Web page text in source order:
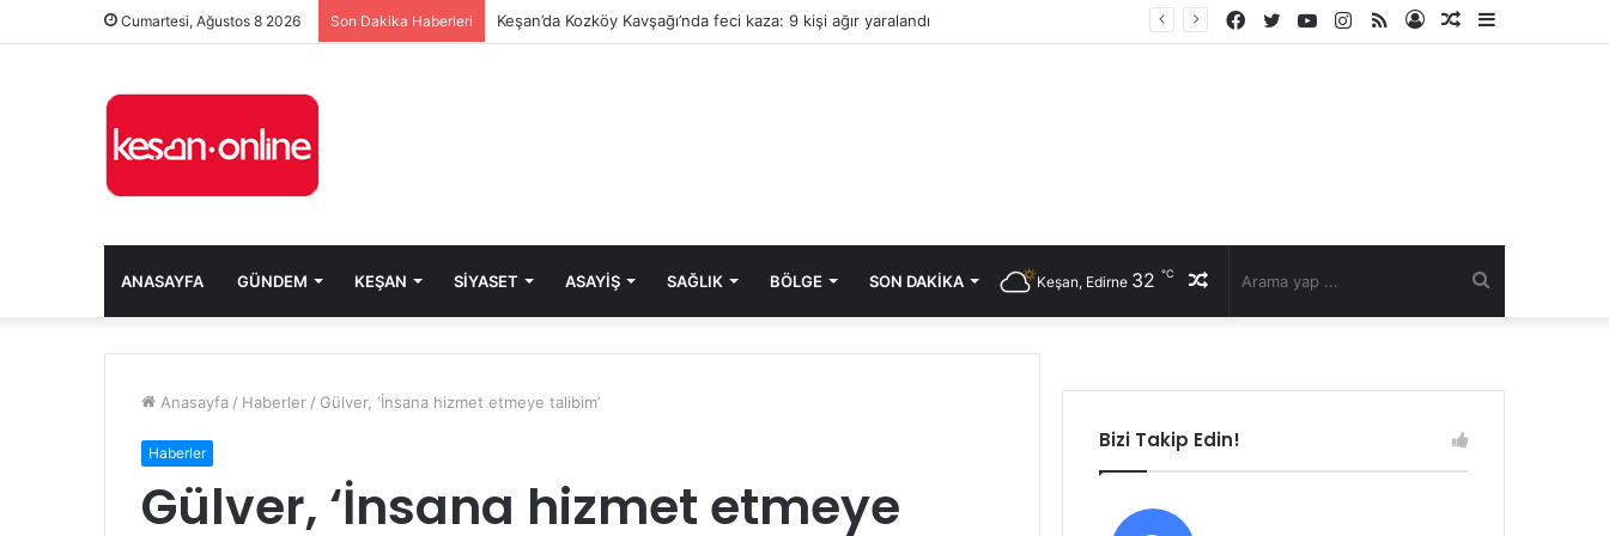
Cumartesi, Ağustos 8 2026 Son Dakika Haberleri Keşan’da Kozköy Kavşağı’nda feci kaza: 9 kişi ağır yaralandı
Rastgele
Kayıt
RSS
Instagram
YouTube
Twitter
Facebook
ANASAYFA GÜNDEM KEŞAN SIYASET ASAYIŞ SAĞLIK BÖLGE SON DAKIKA Rastgele
Keşan, Edirne 32 ℃
Anasayfa / Haberler / Gülver, ‘İnsana hizmet etmeye talibim’
Haberler
Gülver, ‘İnsana hizmet etmeye
Bizi Takip Edin!